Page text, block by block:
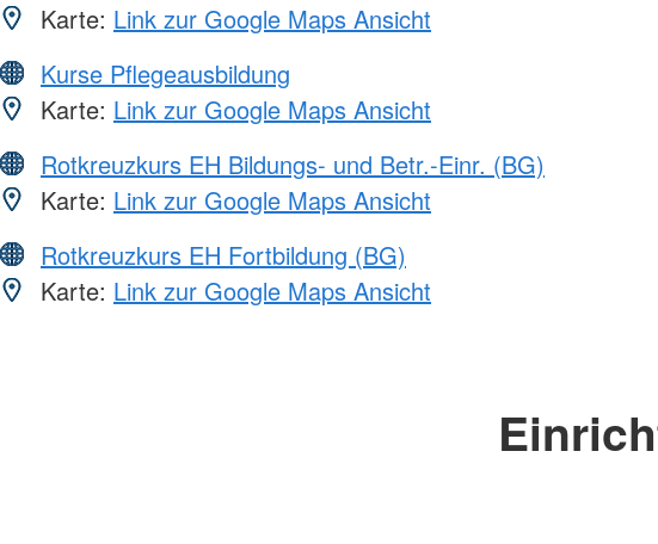
Karte: Link zur Google Maps Ansicht
Kurse Pflegeausbildung
Karte: Link zur Google Maps Ansicht
Rotkreuzkurs EH Bildungs- und Betr.-Einr. (BG)
Karte: Link zur Google Maps Ansicht
Rotkreuzkurs EH Fortbildung (BG)
Karte: Link zur Google Maps Ansicht